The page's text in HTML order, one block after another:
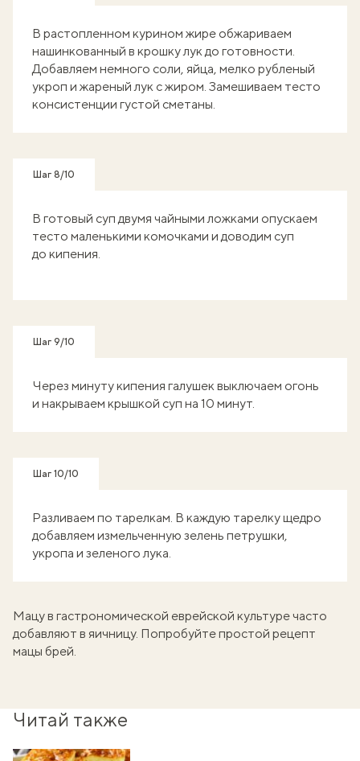
В растопленном курином жире обжариваем
нашинкованный в крошку лук до готовности.
Добавляем немного соли, яйца, мелко рубленый
укроп и жареный лук с жиром. Замешиваем тесто
консистенции густой сметаны.
Шаг 8/10
В готовый суп двумя чайными ложками опускаем
тесто маленькими комочками и доводим суп
до кипения.
Шаг 9/10
Через минуту кипения галушек выключаем огонь
и накрываем крышкой суп на 10 минут.
Шаг 10/10
Разливаем по тарелкам. В каждую тарелку щедро
добавляем измельченную зелень петрушки,
укропа и зеленого лука.
Мацу в гастрономической еврейской культуре часто
добавляют в яичницу. Попробуйте простой рецепт
мацы брей.
Читай также